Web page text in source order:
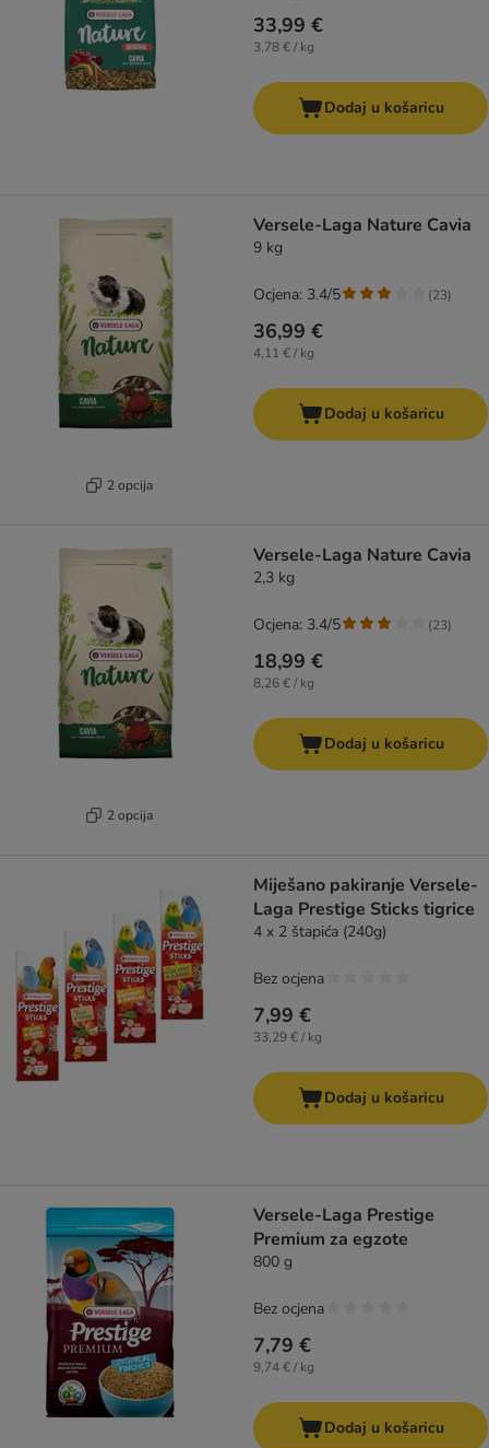
33,99 €
3,78 € / kg
Dodaj u košaricu
2 opcija
Versele-Laga Nature Cavia
9 kg
36,99 €
4,11 € / kg
Ocjena: 3.4/5 (23)
Dodaj u košaricu
2 opcija
Versele-Laga Nature Cavia
2,3 kg
18,99 €
8,26 € / kg
Ocjena: 3.4/5 (23)
Dodaj u košaricu
Miješano pakiranje Versele-
Laga Prestige Sticks tigrice
4 x 2 štapića (240g)
7,99 €
33,29 € / kg
Bez ocjena
Dodaj u košaricu
Versele-Laga Prestige
Premium za egzote
800 g
7,79 €
9,74 € / kg
Bez ocjena
Dodaj u košaricu